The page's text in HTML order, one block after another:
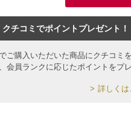
クチコミでポイントプレゼント！
ご購入いただいた商品にクチコミ
会員ランクに応じたポイントをプ
詳しくは